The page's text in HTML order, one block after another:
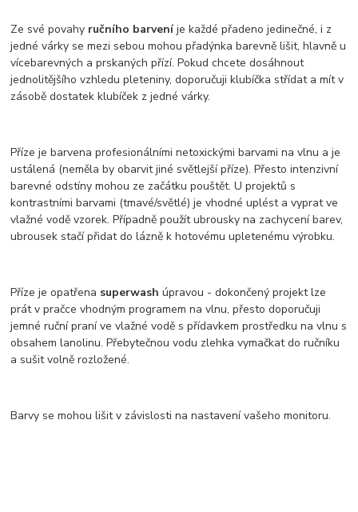
Ze své povahy ručního barveníje každé přadeno jedinečné, i z
jedné várky se mezi sebou mohou přadýnka barevně lišit, hlavně u
vícebarevných a prskaných přízí. Pokud chcete dosáhnout
jednolitějšího vzhledu pleteniny, doporučuji klubíčka střídat a mít v
zásobě dostatek klubíček z jedné várky.
Příze je barvena profesionálními netoxickými barvami na vlnu a je
ustálená (neměla by obarvit jiné světlejší příze). Přesto intenzivní
barevné odstíny mohou ze začátku pouštět. U projektů s
kontrastními barvami (tmavé/světlé) je vhodné uplést a vyprat ve
vlažné vodě vzorek. Případně použít ubrousky na zachycení barev,
ubrousek stačí přidat do lázně k hotovému upletenému výrobku.
Příze je opatřena superwash úpravou - dokončený projekt lze
prát v pračce vhodným programem na vlnu, přesto doporučuji
jemné ruční praní ve vlažné vodě s přídavkem prostředku na vlnu s
obsahem lanolinu. Přebytečnou vodu zlehka vymačkat do ručníku
a sušit volně rozložené.
Barvy se mohou lišit v závislosti na nastavení vašeho monitoru.